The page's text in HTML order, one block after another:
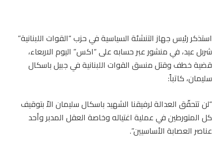
استذكر رئيس جهاز التنشئة السياسية في حزب “القوات اللبنانية”
شربل عيد، في منشور عبر حسابه على “اكس” اليوم الاربعاء،
قضية خطف وقتل منسق القوات اللبنانية في جبيل باسكال
سليمان، كاتباً:
“لن تتحقّق العدالة لرفيقنا الشهيد باسكال سليمان الاّ بتوقيف
كل المتورطين في عملية اغتياله وخاصة العقل المدبر وأحد
عناصر العصابة الأساسيين”.